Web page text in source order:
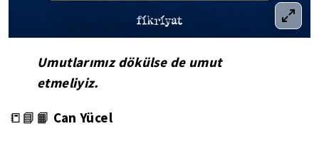
Umutlarımız dökülse de umut
etmeliyiz.
📒📘📙 Can Yücel